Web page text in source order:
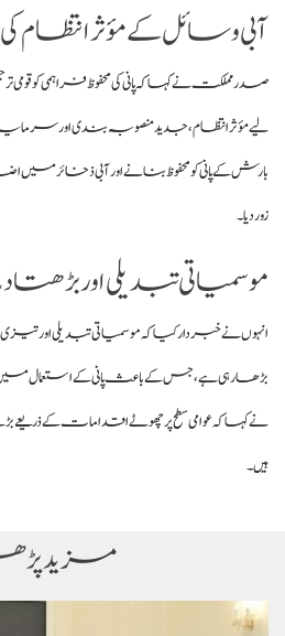
آبی وسائل کے مؤثر
صدر مملکت نے کہا کہ پانی کی محفوظ فراہمی کو
لیے مؤثر انتظام، جدید منصوبہ بندی اور
بارش کے پانی کو محفوظ بنانے اور آبی ذخائر
زور دیا۔
موسمیاتی تبدیلی اور بڑھتا
انہوں نے خبردار کیا کہ موسمیاتی تبدیلی اور تیزی
بڑھا رہی ہے، جس کے باعث پانی کے استعمال میں
نے کہا کہ عوامی سطح پر چھوٹے اقدامات کے
ہیں۔
مزید